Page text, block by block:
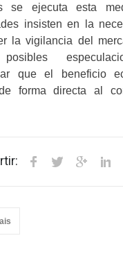
se ejecuta esta
insisten en la
la vigilancia del
que el beneficio
forma directa al